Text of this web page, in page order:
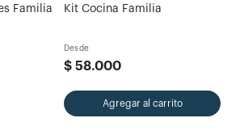
Familia
Kit Cocina Familia
Desde
$ 58.000
Agregar al carrito